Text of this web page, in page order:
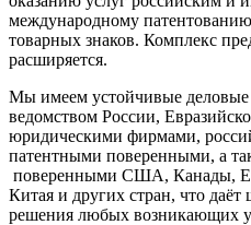
международному
товарных знаков. Комплекс
расширяется.
Мы имеем устойчивые деловые
ведомством России,
юридическими фирмами,
патентными поверенными, а
поверенными США, Канады,
Китая и других стран, что
решения любых возникающих у